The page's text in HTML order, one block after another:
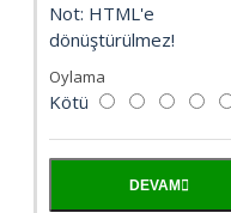
Not: HTML'e
dönüştürülmez!
Oylama
Kötü
DEVAM